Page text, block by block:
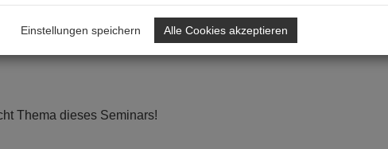
verfüllung
Thema dieses Seminars!
Einstellungen speichern Alle Cookies akzeptieren